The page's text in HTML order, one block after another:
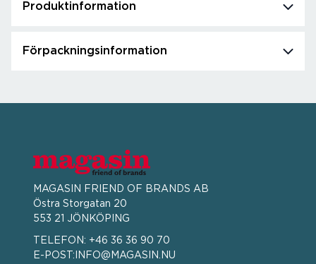
Produktinformation
Förpackningsinformation
MAGASIN FRIEND OF BRANDS AB
Östra Storgatan 20
553 21 JÖNKÖPING
TELEFON: +46 36 36 90 70
E-POST: INFO@MAGASIN.NU